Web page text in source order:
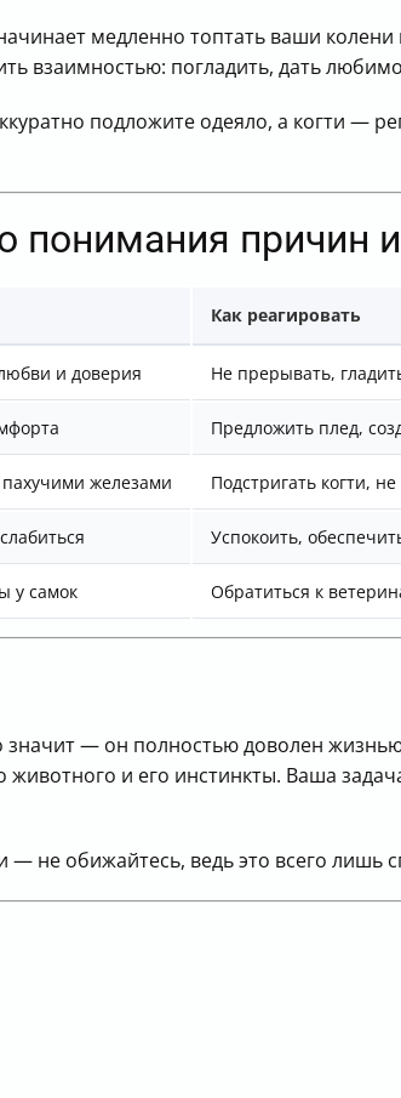
медленно топтать ваши
взаимностью: погладить, дать
подложите одеяло, а когти —
понимания причин
Как реагировать
и доверия Не прерывать,
Предложить плед,
железами Подстригать когти, не
Успокоить,
у самок Обратиться к
значит — он полностью доволен
животного и его инстинкты. Ваша
— не обижайтесь, ведь это всего